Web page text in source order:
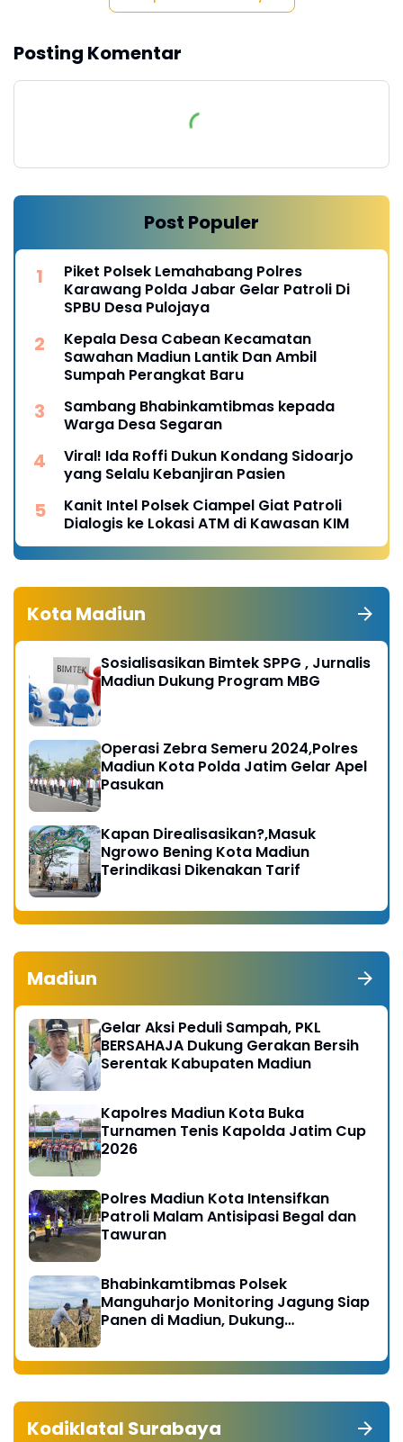
Posting Komentar
Post Populer
Piket Polsek Lemahabang Polres
Karawang Polda Jabar Gelar Patroli Di
SPBU Desa Pulojaya
Kepala Desa Cabean Kecamatan
Sawahan Madiun Lantik Dan Ambil
Sumpah Perangkat Baru
Sambang Bhabinkamtibmas kepada
Warga Desa Segaran
Viral! Ida Roffi Dukun Kondang Sidoarjo
yang Selalu Kebanjiran Pasien
Kanit Intel Polsek Ciampel Giat Patroli
Dialogis ke Lokasi ATM di Kawasan KIM
Kota Madiun
Sosialisasikan Bimtek SPPG , Jurnalis
Madiun Dukung Program MBG
Operasi Zebra Semeru 2024,Polres
Madiun Kota Polda Jatim Gelar Apel
Pasukan
Kapan Direalisasikan?,Masuk
Ngrowo Bening Kota Madiun
Terindikasi Dikenakan Tarif
Madiun
Gelar Aksi Peduli Sampah, PKL
BERSAHAJA Dukung Gerakan Bersih
Serentak Kabupaten Madiun
Kapolres Madiun Kota Buka
Turnamen Tenis Kapolda Jatim Cup
2026
Polres Madiun Kota Intensifkan
Patroli Malam Antisipasi Begal dan
Tawuran
Bhabinkamtibmas Polsek
Manguharjo Monitoring Jagung Siap
Panen di Madiun, Dukung
Kodiklatal Surabaya